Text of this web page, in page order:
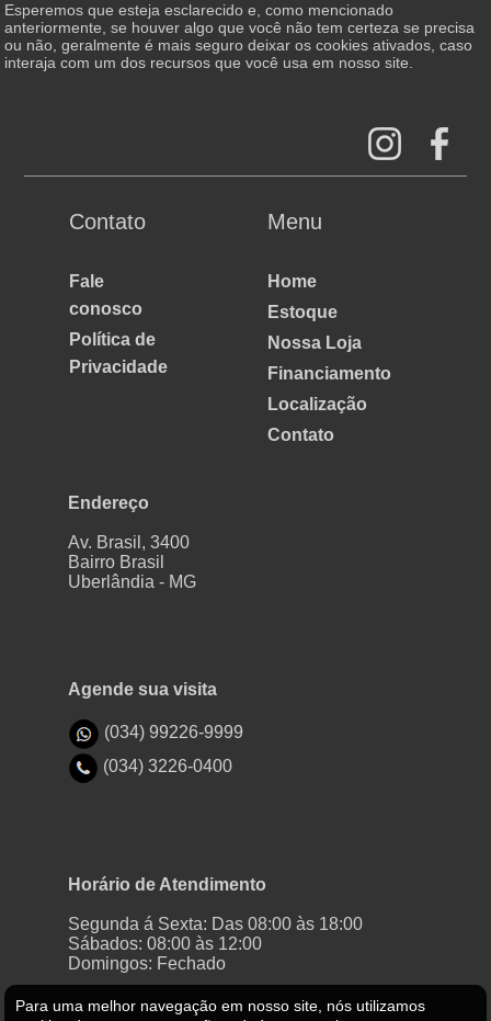
Esperemos que esteja esclarecido e, como mencionado
anteriormente, se houver algo que você não tem certeza se precisa
ou não, geralmente é mais seguro deixar os cookies ativados, caso
interaja com um dos recursos que você usa em nosso site.
Contato Menu
Fale
conosco
Política de
Privacidade
Home
Estoque
Nossa Loja
Financiamento
Localização
Contato
Endereço
Av. Brasil, 3400
Bairro Brasil
Uberlândia - MG
Agende sua visita
(034) 99226-9999
(034) 3226-0400
Horário de Atendimento
Segunda á Sexta: Das 08:00 às 18:00
Sábados: 08:00 às 12:00
Domingos: Fechado
Para uma melhor navegação em nosso site, nós utilizamos